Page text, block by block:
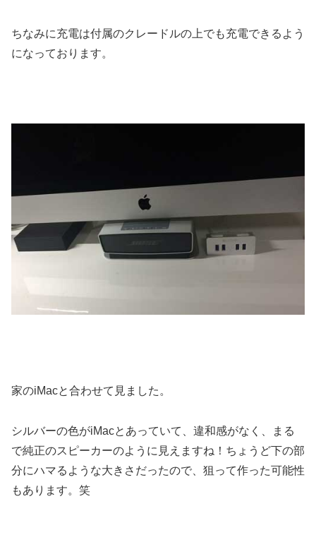
ちなみに充電は付属のクレードルの上でも充電できるよう
になっております。
家のiMacと合わせて見ました。
シルバーの色がiMacとあっていて、違和感がなく、まる
で純正のスピーカーのように見えますね！ちょうど下の部
分にハマるような大きさだったので、狙って作った可能性
もあります。笑